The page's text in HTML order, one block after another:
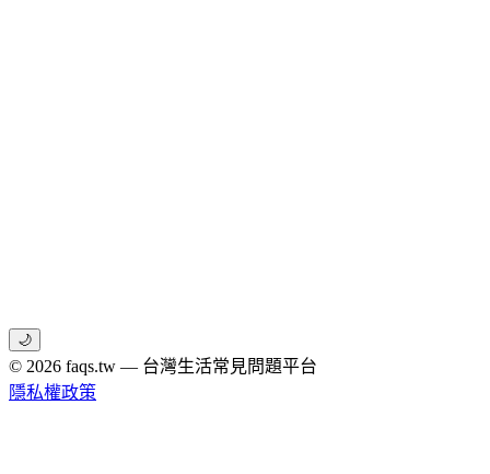
🌙
© 2026 faqs.tw — 台灣生活常見問題平台
隱私權政策